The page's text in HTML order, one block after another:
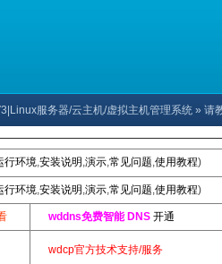
服务器/云主机/虚拟主机管理系统 » 请
行环境,安装说明 ,演示,常见问题,使用教程)
行环境,安装说明 ,演示,常见问题,使用教程)
wddns免费智能 DNS 开通
wdcp官方技术支持/服务